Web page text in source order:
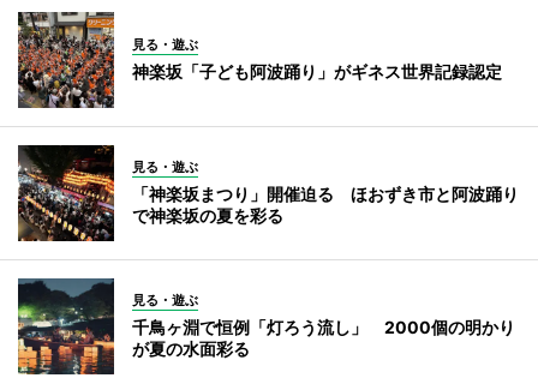
見る・遊ぶ
神楽坂「子ども阿波踊り」がギネス世界記録認定
見る・遊ぶ
「神楽坂まつり」開催迫る ほおずき市と阿波踊り
で神楽坂の夏を彩る
見る・遊ぶ
千鳥ヶ淵で恒例「灯ろう流し」 2000個の明かり
が夏の水面彩る